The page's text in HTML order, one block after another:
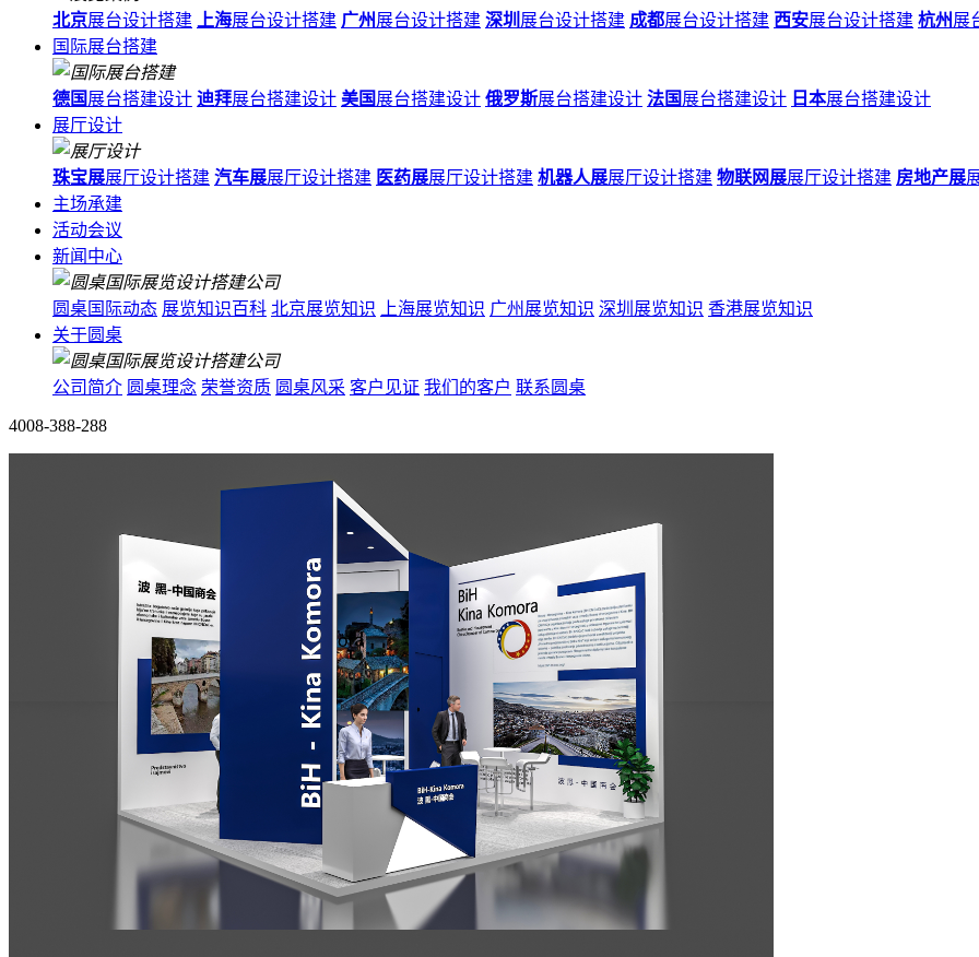
北京展台设计搭建 上海展台设计搭建 广州展台设计搭建 深圳 展台设计搭建 成都展台设计搭建 西安展台设计搭建 杭州展
国际展台搭建
德国 展台搭建设计 迪拜展台搭建设计 美国 展台搭建设计 俄罗斯展台搭建设计 法国 展台搭建设计 日本展台搭建设计
展厅设计
珠宝展展厅设计搭建 汽车展展厅设计搭建 医药展展厅设计搭建 机器人展展厅设计搭建 物联网展展厅设计搭建 房地产展
主场承建
活动会议
新闻中心
圆桌国际动态 展览知识百科 北京展览知识 上海展览知识 广州展览知识 深圳展览知识 香港展览知识
关于圆桌
公司简介 圆桌理念 荣誉资质 圆桌风采 客户见证 我们的客户 联系圆桌
4008-388-288